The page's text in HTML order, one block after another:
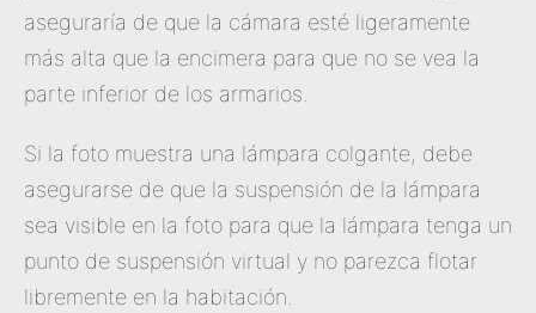
aseguraría de que la cámara esté ligeramente
más alta que la encimera para que no se vea la
parte inferior de los armarios.
Si la foto muestra una lámpara colgante, debe
asegurarse de que la suspensión de la lámpara
sea visible en la foto para que la lámpara tenga un
punto de suspensión virtual y no parezca flotar
libremente en la habitación.